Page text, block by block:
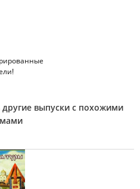
другие выпуски с похожими